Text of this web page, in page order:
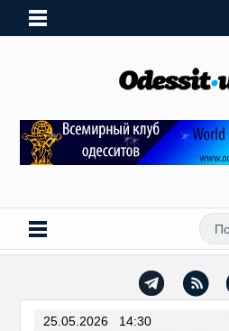
25.05.2026 14:30